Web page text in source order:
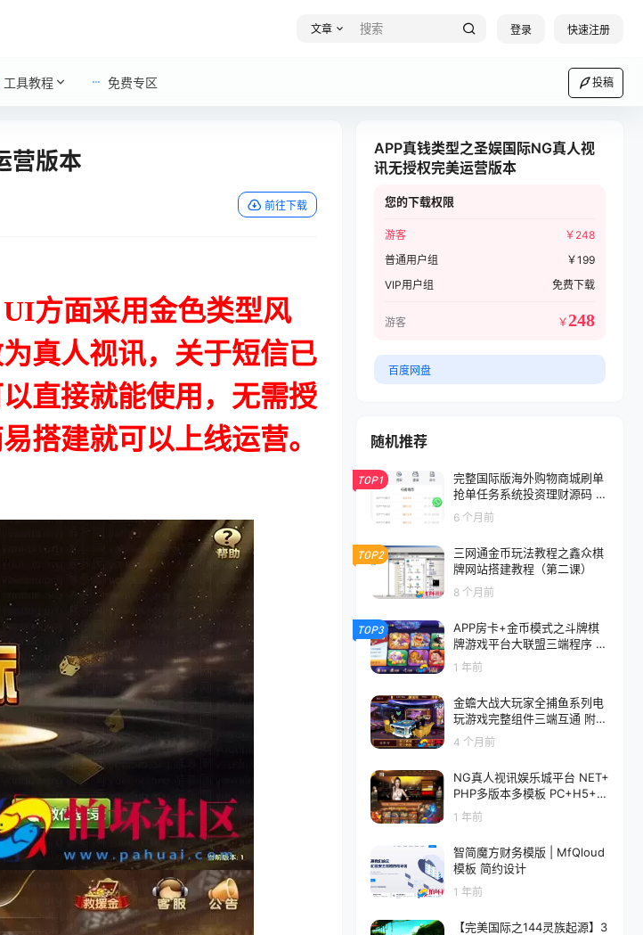
文章 登录 快速注册
工具教程 免费专区 投稿
营版本
前往下载
方面采用金色类型风
真人视讯，关于短信已
直接就能使用，无需授
搭建就可以上线运营。
APP真钱类型之圣娱国际NG真人视
讯无授权完美运营版本
您的下载权限
游客 ￥ 248
普通用户组
￥199
VIP用户组
免费下载
游客 ￥248
百度网盘
随机推荐
TOP1
完整国际版海外购物商城刷单
抢单任务系统投资理财源码 购
物平台抢单源码 电商刷单返佣
叠加分组模式 代理分销
6 个月前
TOP2
三网通金币玩法教程之鑫众棋
牌网站搭建教程（第二课）
8 个月前
TOP3
APP房卡+金币模式之斗牌棋
牌游戏平台大联盟三端程序 金
币+房卡 双模式
1 年前
金蟾大战大玩家全捕鱼系列电
玩游戏完整组件三端互通 附视
频搭建教程
4 个月前
NG真人视讯娱乐城平台 NET+
PHP多版本多模板 PC+H5+A
PP三端互通(附视频搭建教
程）
1 年前
智简魔方财务模版 | MfQloud
模板 简约设计
1 年前
【完美国际之144灵族起源】3